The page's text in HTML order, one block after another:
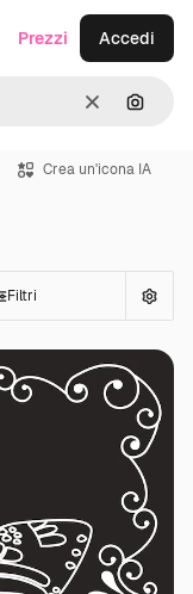
CancellaCerca
Prezzi Accedi
Crea un'icona IA
Filtri